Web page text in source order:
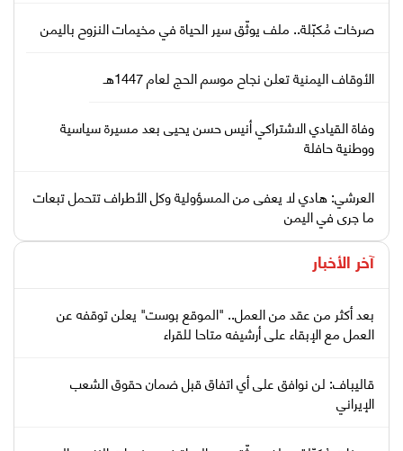
صرخات مُكبّلة.. ملف يوثّق سير الحياة في مخيمات النزوح باليمن
الأوقاف اليمنية تعلن نجاح موسم الحج لعام 1447هـ
وفاة القيادي الاشتراكي أنيس حسن يحيى بعد مسيرة سياسية
ووطنية حافلة
العرشي: هادي لا يعفى من المسؤولية وكل الأطراف تتحمل تبعات
ما جرى في اليمن
آخر الأخبار
بعد أكثر من عقد من العمل.. "الموقع بوست" يعلن توقفه عن
العمل مع الإبقاء على أرشيفه متاحا للقراء
قاليباف: لن نوافق على أي اتفاق قبل ضمان حقوق الشعب
الإيراني